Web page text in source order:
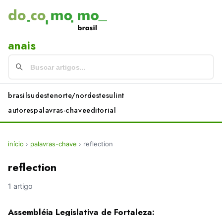
anais
brasilsudestenorte/nordestesulint
autorespalavras-chaveeditorial
início › palavras-chave › reflection
reflection
1 artigo
Assembléia Legislativa de Fortaleza: